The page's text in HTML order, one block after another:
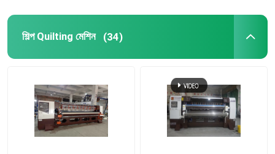
শিল্প Quilting মেশিন (34)